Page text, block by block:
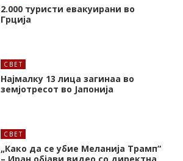
2.000 туристи евакуирани во
Грција
СВЕТ
Најмалку 13 лица загинаа во
земјотресот во Јапонија
СВЕТ
„Како да се убие Меланија Трамп“